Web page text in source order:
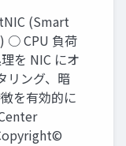
(Smart
○ CPU 負荷
を NIC にオ
リング、暗
を有効的に